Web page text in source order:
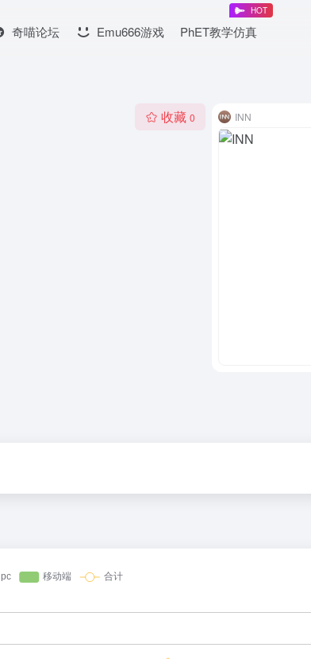
奇喵论坛 Emu666游戏 PhET教学仿真
HOT
收藏 0 INN